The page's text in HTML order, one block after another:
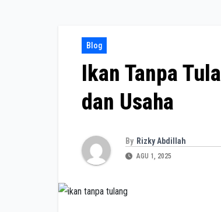
Blog
Ikan Tanpa
dan Usaha
By Rizky Abdillah
AGU 1, 2025